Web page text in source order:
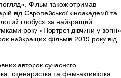
Фільм також отримав
від Європейської кіноакадемії та
глобус» за найкращий
року «Портрет дівчини у вогні»
найкращих фільмів 2019 року від
авторок сучасного
сценаристка та фем-активістка.